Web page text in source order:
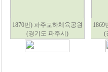
1870번) 파주교하체육공원
(경기도 파주시)
1869
(